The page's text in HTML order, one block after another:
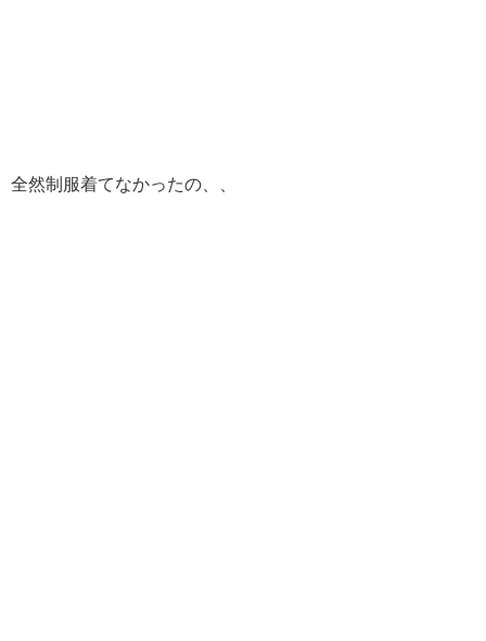
全然制服着てなかったの、、